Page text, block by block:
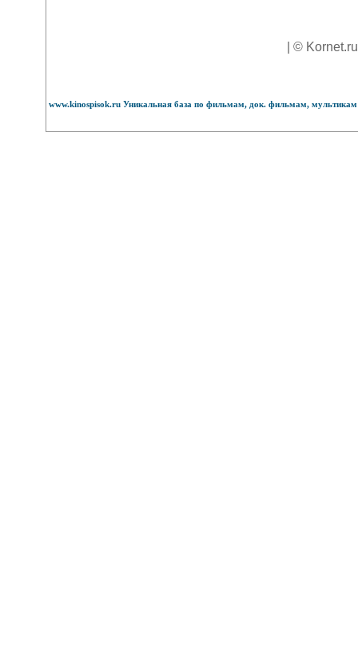
| ©
www.kinospisok.ru Уникальная база по фильмам, док. фильмам,